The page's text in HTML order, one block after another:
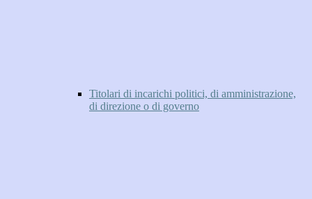
Titolari di incarichi politici, di amministrazione,
di direzione o di governo